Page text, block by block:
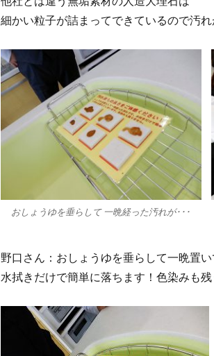
細かい粒子が詰まってできているので汚れ
おしょうゆを垂らして 一晩経った汚れが･･･
野口さん：おしょうゆを垂らして一晩置
水拭きだけで簡単に落ちます！色染みも